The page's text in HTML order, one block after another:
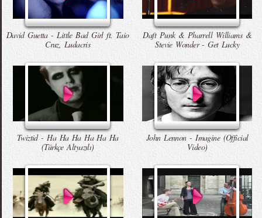
David Guetta - Little Bad Girl ft. Taio
Cruz, Ludacris
Daft Punk & Pharrell Williams &
Stevie Wonder - Get Lucky
Twiztid - Ha Ha Ha Ha Ha Ha
(Türkçe Altyazılı)
John Lennon - Imagine (Official
Video)